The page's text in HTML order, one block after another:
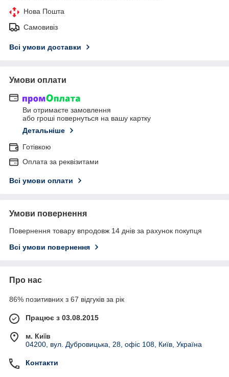
Нова Пошта
Самовивіз
Всі умови доставки
Умови оплати
Ви отримаєте замовлення
або гроші повернуться на вашу картку
Детальніше
Готівкою
Оплата за реквізитами
Всі умови оплати
Умови повернення
Повернення товару впродовж 14 днів за рахунок покупця
Всі умови повернення
Про нас
86% позитивних з 67 відгуків за рік
Працює з 03.08.2015
м. Київ
04200, вул. Дубровицька, 28, офіс 108, Київ, Україна
Контакти